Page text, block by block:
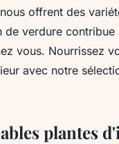
offrent des
de verdure
vous. Nourrissez
avec notre
plantes